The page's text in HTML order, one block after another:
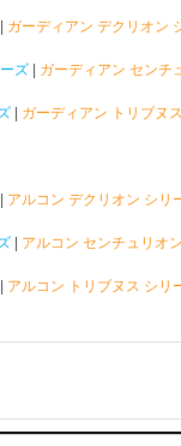
ガーディアン デクリオン
ズ
ガーディアン センチ
ガーディアン トリブヌ
アルコン デクリオン シリ
アルコン センチュリオ
アルコン トリブヌス シリ